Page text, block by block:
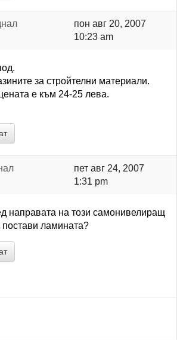
пон авг 20, 2007
10:23 am
за стройтелни материали.
е към 24-25 лева.
пет авг 24, 2007
1:31 pm
направата на този самонивелиращ
ламината?